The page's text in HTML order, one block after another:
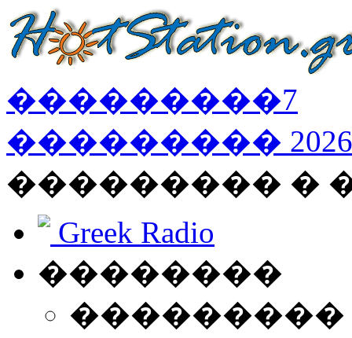
���������7
��������� 2026
��������� �
Greek Radio
��������